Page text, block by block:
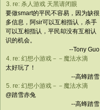
3. re: 杀人游戏 天黑请闭眼
要做smart的平民不容易，因为缺很
多信息，阿sir可以互相指认，杀手
可以互相指认，平民却没有互相认
识的机会。
--Tony Guo
4. re: 幻想小游戏－－魔法水滴
太好玩了！
--高蜂踏雪
5. re: 幻想小游戏－－魔法水滴
@踏雪赤兔
--高蜂踏雪